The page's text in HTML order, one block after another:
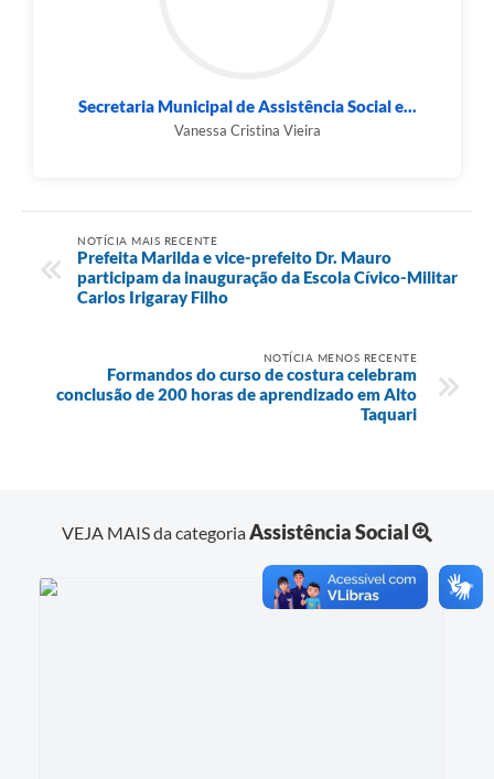
Secretaria Municipal de Assistência Social e...
Vanessa Cristina Vieira
NOTÍCIA MAIS RECENTE
Prefeita Marilda e vice-prefeito Dr. Mauro
participam da inauguração da Escola Cívico-Militar
Carlos Irigaray Filho
NOTÍCIA MENOS RECENTE
Formandos do curso de costura celebram
conclusão de 200 horas de aprendizado em Alto
Taquari
VEJA MAIS da categoriaAssistência Social